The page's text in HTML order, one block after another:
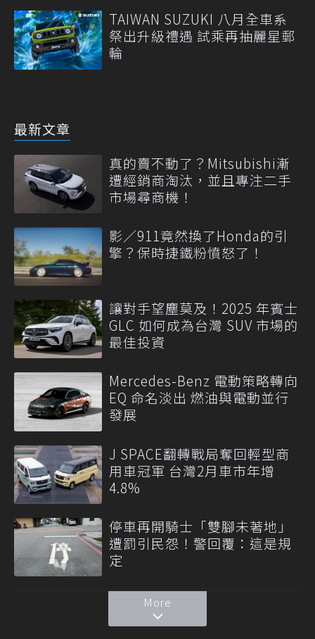
TAIWAN SUZUKI 八月全車系
祭出升級禮遇 試乘再抽麗星郵
輪
最新文章
真的賣不動了？Mitsubishi漸
遭經銷商淘汰，並且專注二手
市場尋商機！
影／911竟然換了Honda的引
擎？保時捷鐵粉憤怒了！
讓對手望塵莫及！2025 年賓士
GLC 如何成為台灣 SUV 市場的
最佳投資
Mercedes-Benz 電動策略轉向
EQ 命名淡出 燃油與電動並行
發展
J SPACE翻轉戰局奪回輕型商
用車冠軍 台灣2月車市年增
4.8%
停車再開騎士「雙腳未著地」
遭罰引民怨！警回覆：這是規
定
More